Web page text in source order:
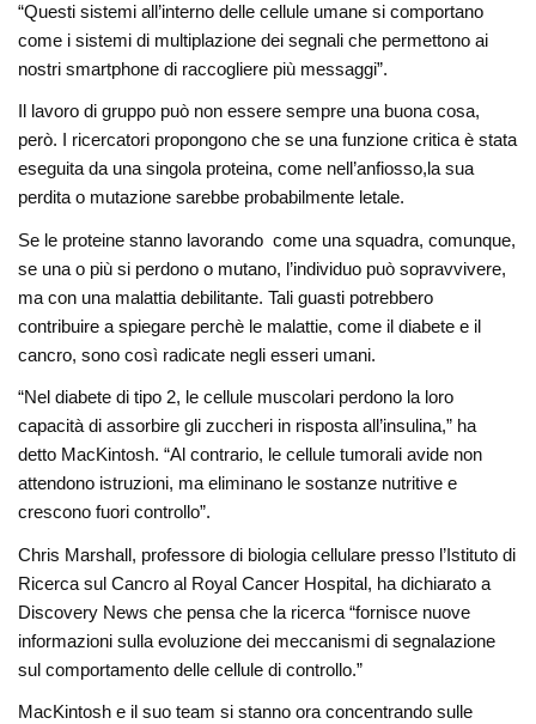
“Questi sistemi all’interno delle cellule umane si comportano
come i sistemi di multiplazione dei segnali che permettono ai
nostri smartphone di raccogliere più messaggi”.
Il lavoro di gruppo può non essere sempre una buona cosa,
però. I ricercatori propongono che se una funzione critica è stata
eseguita da una singola proteina, come nell’anfiosso,la sua
perdita o mutazione sarebbe probabilmente letale.
Se le proteine ​​stanno lavorando come una squadra, comunque,
se una o più si perdono o mutano, l’individuo può sopravvivere,
ma con una malattia debilitante. Tali guasti potrebbero
contribuire a spiegare perchè le malattie, come il diabete e il
cancro, sono così radicate negli esseri umani.
“Nel diabete di tipo 2, le cellule muscolari perdono la loro
capacità di assorbire gli zuccheri in risposta all’insulina,” ha
detto MacKintosh. “Al contrario, le cellule tumorali avide non
attendono istruzioni, ma eliminano le sostanze nutritive e
crescono fuori controllo”.
Chris Marshall, professore di biologia cellulare presso l’Istituto di
Ricerca sul Cancro al Royal Cancer Hospital, ha dichiarato a
Discovery News che pensa che la ricerca “fornisce nuove
informazioni sulla evoluzione dei meccanismi di segnalazione
sul comportamento delle cellule di controllo.”
MacKintosh e il suo team si stanno ora concentrando sulle